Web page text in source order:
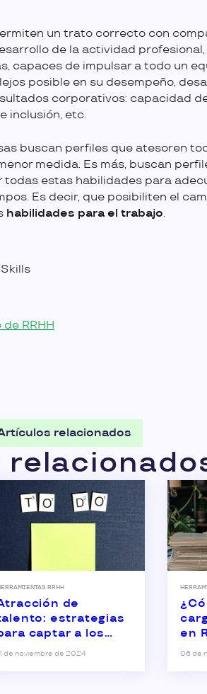
un trato correcto con
de la actividad profesional,
capaces de impulsar a todo un
posible en su desempeño,
corporativos: capacidad
inclusión, etc.
buscan perfiles que atesoren
medida. Es más, buscan
todas estas habilidades para
Es decir, que posibiliten el
habilidades para el trabajo.
RRHH
relacionados
RRHH
de
estrategias
captar a los
de noviembre de 2024
en
06 de